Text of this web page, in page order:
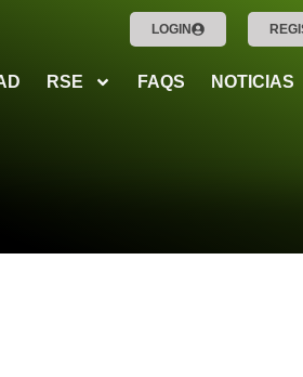
LOGIN
RSE FAQS NOTICIAS